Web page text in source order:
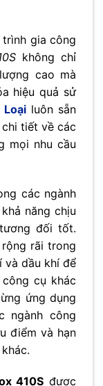
gia công
không chỉ
cao mà
hiệu quả sử
Loại luôn sẵn
tiết về các
mọi nhu cầu
các ngành
năng chịu
đối tốt.
rãi trong
và dầu khí để
cụ khác
ứng dụng
ngành công
điểm và hạn
410S được